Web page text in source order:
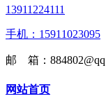
13911224111
手机：15911023095
邮 箱：
网站首页